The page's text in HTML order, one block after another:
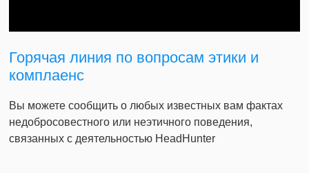
Горячая линия по вопросам этики и
комплаенс
Вы можете сообщить о любых известных вам фактах
недобросовестного или неэтичного поведения,
связанных с деятельностью HeadHunter